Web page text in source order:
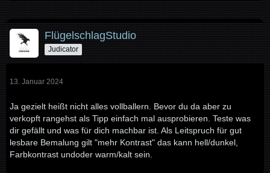
FlügelschlagStudio
Judicator
13. Januar 2024
Ja gezielt heißt nicht alles vollballern. Bevor du da aber zu
verkopft rangehst als Tipp einfach mal ausprobieren. Teste was
dir gefällt und was für dich machbar ist. Als Leitspruch für gut
lesbare Bemalung gilt "mehr Kontrast" das kann hell/dunkel,
Farbkontrast undoder warm/kalt sein.